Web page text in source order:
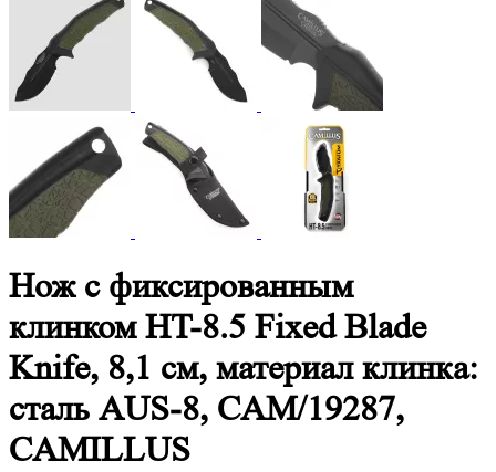
Нож с фиксированным
клинком HT-8.5 Fixed Blade
Knife, 8,1 см, материал клинка:
сталь AUS-8, CAM/19287,
CAMILLUS